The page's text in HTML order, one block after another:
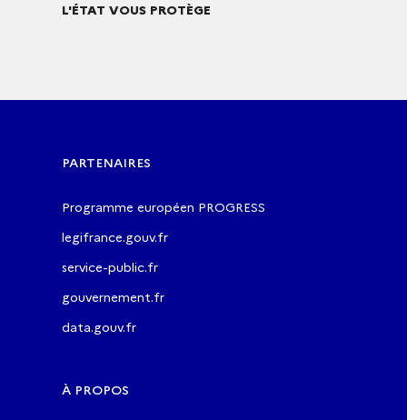
L'ÉTAT VOUS PROTÈGE
PARTENAIRES
Programme européen PROGRESS
legifrance.gouv.fr
service-public.fr
gouvernement.fr
data.gouv.fr
À PROPOS